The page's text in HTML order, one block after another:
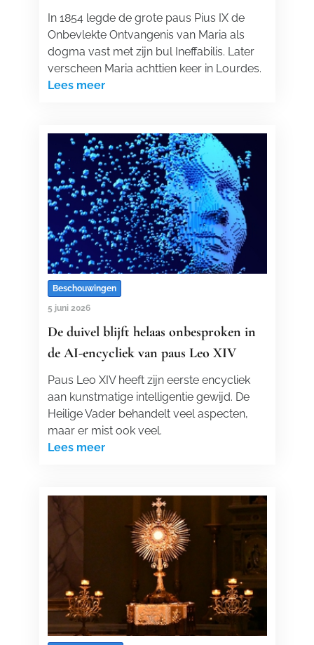
In 1854 legde de grote paus Pius IX de
Onbevlekte Ontvangenis van Maria als
dogma vast met zijn bul Ineffabilis. Later
verscheen Maria achttien keer in Lourdes.
Lees meer
Beschouwingen
5 juni 2026
De duivel blijft helaas onbesproken in
de AI-encycliek van paus Leo XIV
Paus Leo XIV heeft zijn eerste encycliek
aan kunstmatige intelligentie gewijd. De
Heilige Vader behandelt veel aspecten,
maar er mist ook veel.
Lees meer